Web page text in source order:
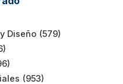
Diseño (579)
(953)